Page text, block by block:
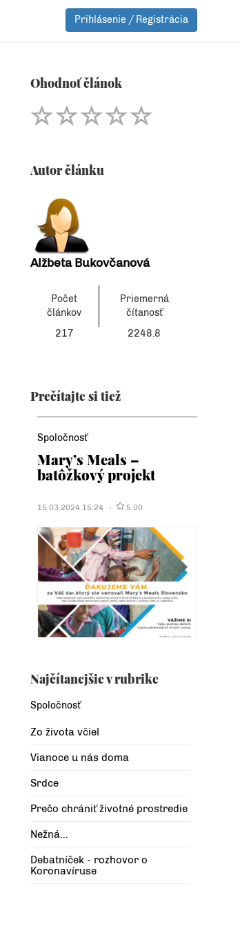
Prihlásenie / Registrácia
Ohodnoť článok
Autor článku
Alžbeta Bukovčanová
Počet
článkov
Priemerná
čítanosť
217
2248.8
Prečítajte si tiež
Spoločnosť
Mary’s Meals –
batôžkový projekt
15.03.2024 15:24 5.00
Najčítanejšie v rubrike
Spoločnosť
Zo života včiel
Vianoce u nás doma
Srdce
Prečo chrániť životné prostredie
Nežná...
Debatníček - rozhovor o
Koronavíruse